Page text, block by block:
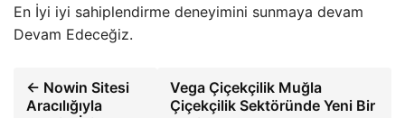
En İyi iyi sahiplendirme deneyimini sunmaya devam
Devam Edeceğiz.
← Nowin Sitesi
Aracılığıyla
Vega Çiçekçilik Muğla
Çiçekçilik Sektöründe Yeni Bir